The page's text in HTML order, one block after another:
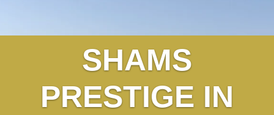
SHAMS
PRESTIGE IN